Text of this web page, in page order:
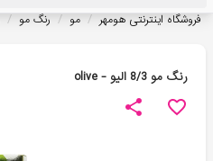
فروشگاه اینترنتی هومهر / مو / رنگ مو /
رنگ مو 8/3 الیو - olive